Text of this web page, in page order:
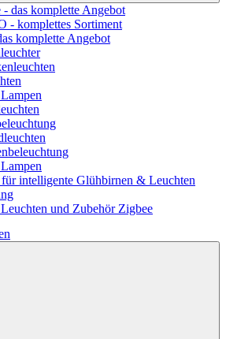
das komplette Angebot
- komplettes Sortiment
komplette Angebot
für intelligente Glühbirnen & Leuchten
und Zubehör Zigbee